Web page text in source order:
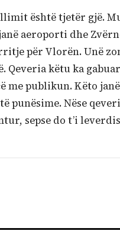
është tjetër gjë.
aeroporti dhe
për Vlorën. Unë
këtu ka
me publikun. Këto
punësime. Nëse
sepse do t’i